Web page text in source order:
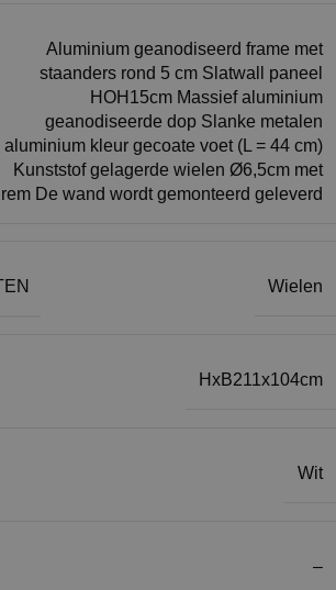
Aluminium geanodiseerd frame met
staanders rond 5 cm Slatwall paneel
HOH15cm Massief aluminium
geanodiseerde dop Slanke metalen
aluminium kleur gecoate voet (L = 44 cm)
Kunststof gelagerde wielen Ø6,5cm met
rem De wand wordt gemonteerd geleverd
Wielen
HxB211x104cm
Wit
–